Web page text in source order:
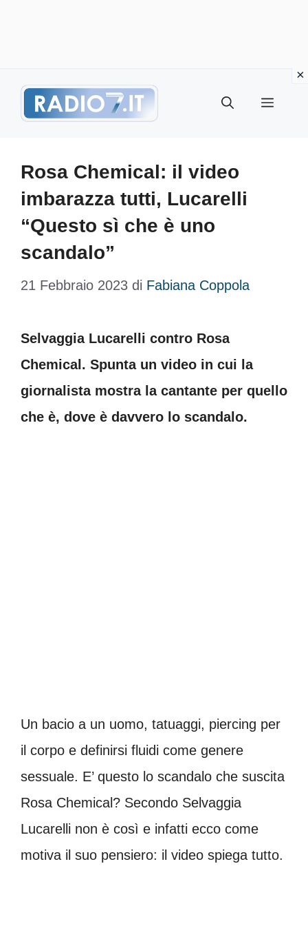
Menu
Rosa Chemical: il video
imbarazza tutti, Lucarelli
“Questo sì che è uno
scandalo”
21 Febbraio 2023 di Fabiana Coppola
Selvaggia Lucarelli contro Rosa
Chemical. Spunta un video in cui la
giornalista mostra la cantante per quello
che è, dove è davvero lo scandalo.
Un bacio a un uomo, tatuaggi, piercing per
il corpo e definirsi fluidi come genere
sessuale. E’ questo lo scandalo che suscita
Rosa Chemical? Secondo Selvaggia
Lucarelli non è così e infatti ecco come
motiva il suo pensiero: il video spiega tutto.